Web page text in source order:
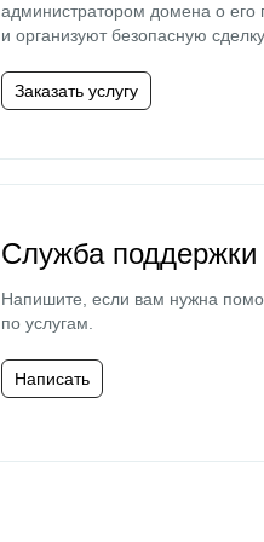
администратором домена о
и организуют безопасную сделку.
Заказать услугу
Служба поддержки
Напишите, если вам нужна
по услугам.
Написать